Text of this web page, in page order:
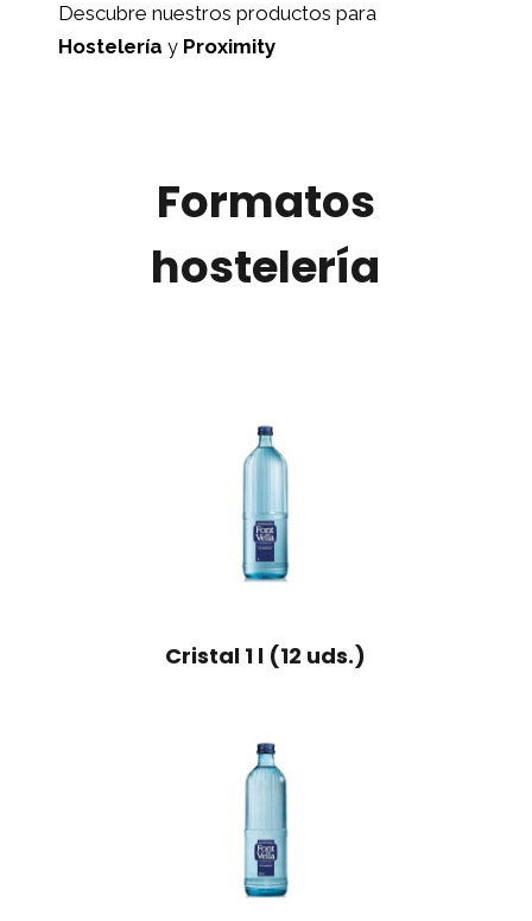
Descubre nuestros productos para
Hostelería y Proximity
Formatos
hostelería
Cristal 1 l (12 uds.)